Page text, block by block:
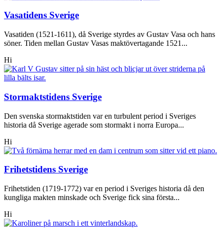
Vasatidens Sverige
Vasatiden (1521-1611), då Sverige styrdes av Gustav Vasa och hans
söner. Tiden mellan Gustav Vasas maktövertagande 1521...
Hi
Stormaktstidens Sverige
Den svenska stormaktstiden var en turbulent period i Sveriges
historia då Sverige agerade som stormakt i norra Europa...
Hi
Frihetstidens Sverige
Frihetstiden (1719-1772) var en period i Sveriges historia då den
kungliga makten minskade och Sverige fick sina första...
Hi